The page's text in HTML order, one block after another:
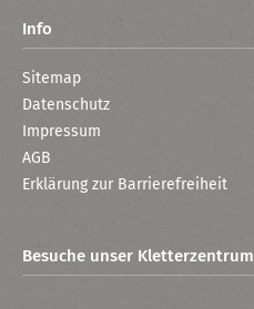
Info
Sitemap
Datenschutz
Impressum
AGB
Erklärung zur Barrierefreiheit
Besuche unser Kletterzentrum